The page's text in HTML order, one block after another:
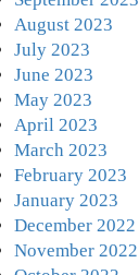
August 2023
July 2023
June 2023
May 2023
April 2023
March 2023
February 2023
January 2023
December 2022
November 2022